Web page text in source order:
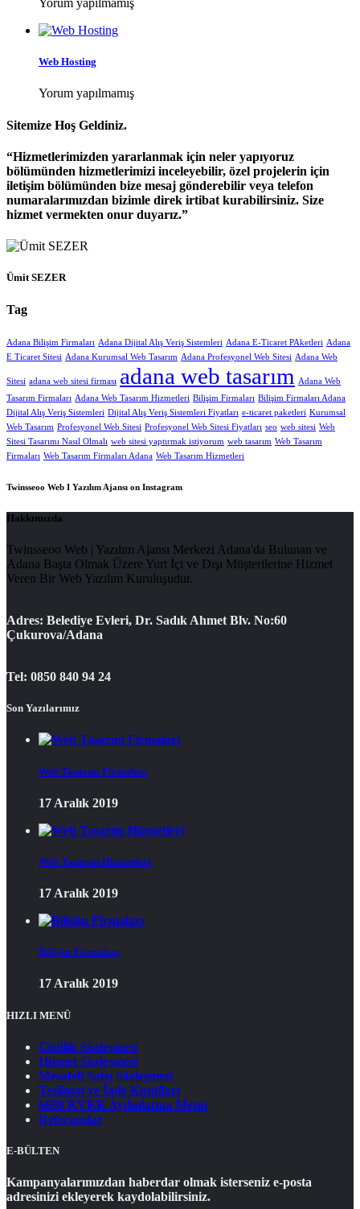
Yorum yapılmamış
Web Hosting
Yorum yapılmamış
Sitemize Hoş Geldiniz.
Hizmetlerimizden yararlanmak için neler yapıyoruz
bölümünden hizmetlerimizi inceleyebilir, özel projelerin için
iletişim bölümünden bize mesaj gönderebilir veya telefon
numaralarımızdan bizimle direk irtibat kurabilirsiniz. Size
hizmet vermekten onur duyarız.
Ümit SEZER
Tag
Adana Bilişim Firmaları Adana Dijital Alış Veriş Sistemleri Adana E-Ticaret PAketleri Adana
E Ticaret Sitesi Adana Kurumsal Web Tasarım Adana Profesyonel Web Sitesi Adana Web
Sitesi adana web sitesi firması adana web tasarım
Adana Web
Tasarım Firmaları Adana Web Tasarım Hizmetleri Bilişim Firmaları Bilişim Firmaları Adana
Dijital Alış Veriş Sistemleri Dijital Alış Veriş Sistemleri Fiyatları e-ticaret paketleri Kurumsal
Web Tasarım Profesyonel Web Sitesi Profesyonel Web Sitesi Fiyatları seo web sitesi Web
Sitesi Tasarımı Nasıl Olmalı web sitesi yaptırmak istiyorum web tasarım Web Tasarım
Firmaları Web Tasarım Firmaları Adana Web Tasarım Hizmetleri
Twinsseoo Web I Yazılım Ajansı on Instagram
Hakkımızda
Twinsseoo Web | Yazılım Ajansı Merkezi Adana'da Bulunan ve
Adana Başta Olmak Üzere Yurt İçi ve Dışı Müşterilerine Hizmet
Veren Bir Web Yazılım Kuruluşudur.
Adres: Belediye Evleri, Dr. Sadık Ahmet Blv. No:60
Çukurova/Adana
Tel: 0850 840 94 24
Son Yazılarımız
Web Tasarım Firmaları
17 Aralık 2019
Web Tasarım Hizmetleri
17 Aralık 2019
Bilişim Firmaları
17 Aralık 2019
HIZLI MENÜ
Gizlilik Sözleşmesi
Hizmet Sözleşmesi
Mesafeli Satış Sözleşmesi
Teslimat ve İade Koşulları
6698 KVKK Aydınlatma Metni
Referanslar
E-BÜLTEN
Kampanyalarımızdan haberdar olmak isterseniz e-posta
adresinizi ekleyerek kaydolabilirsiniz.